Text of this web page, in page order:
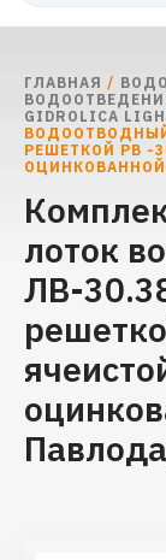
ГЛАВНАЯ /
GIDROLICA
РЕШЕТКОЙ РВ -
лоток
ЛВ-